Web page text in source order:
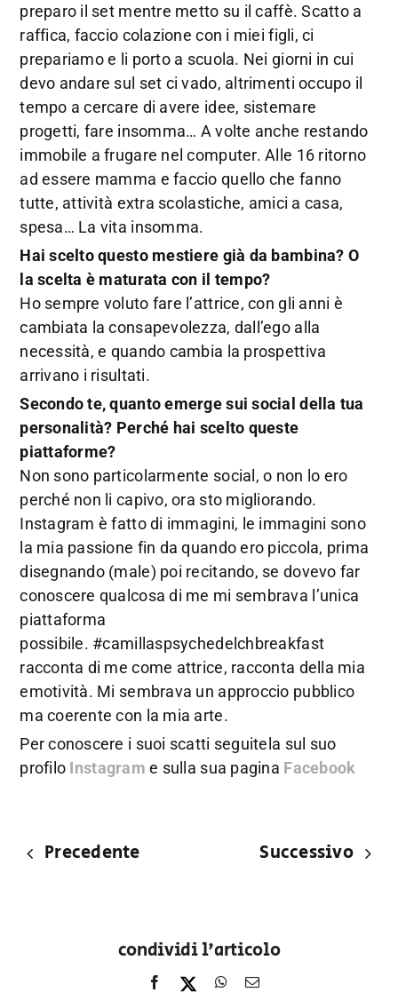
preparo il set mentre metto su il caffè. Scatto a
raffica, faccio colazione con i miei figli, ci
prepariamo e li porto a scuola. Nei giorni in cui
devo andare sul set ci vado, altrimenti occupo il
tempo a cercare di avere idee, sistemare
progetti, fare insomma… A volte anche restando
immobile a frugare nel computer. Alle 16 ritorno
ad essere mamma e faccio quello che fanno
tutte, attività extra scolastiche, amici a casa,
spesa… La vita insomma.
Hai scelto questo mestiere già da bambina? O
la scelta è maturata con il tempo?
Ho sempre voluto fare l’attrice, con gli anni è
cambiata la consapevolezza, dall’ego alla
necessità, e quando cambia la prospettiva
arrivano i risultati.
Secondo te, quanto emerge sui social della tua
personalità? Perché hai scelto queste
piattaforme?
Non sono particolarmente social, o non lo ero
perché non li capivo, ora sto migliorando.
Instagram è fatto di immagini, le immagini sono
la mia passione fin da quando ero piccola, prima
disegnando (male) poi recitando, se dovevo far
conoscere qualcosa di me mi sembrava l’unica
piattaforma
possibile. #camillaspsychedelchbreakfast
racconta di me come attrice, racconta della mia
emotività. Mi sembrava un approccio pubblico
ma coerente con la mia arte.
Per conoscere i suoi scatti seguitela sul suo
profilo Instagram e sulla sua pagina Facebook
Precedente Successivo
condividi l'articolo